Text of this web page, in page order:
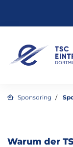
Sponsoring
Warum der